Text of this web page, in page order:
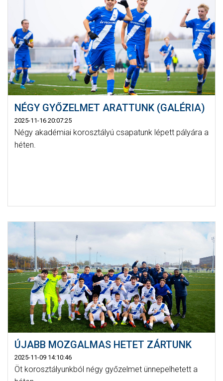
NÉGY GYŐZELMET ARATTUNK (GALÉRIA)
2025-11-16 20:07:25
Négy akadémiai korosztályú csapatunk lépett pályára a
héten.
ÚJABB MOZGALMAS HETET ZÁRTUNK
2025-11-09 14:10:46
Öt korosztályunkból négy győzelmet ünnepelhetett a